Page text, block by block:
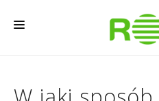
OSŁONY DO WEWNĄTRZ